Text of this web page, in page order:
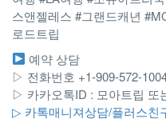
스앤젤레스 #그랜드캐년
로드트립
예약 상담
▷ 전화번호 +1-909-572-
▷ 카카오톡ID : 모아트립 또
▷ 카톡매니져상담/플러스친